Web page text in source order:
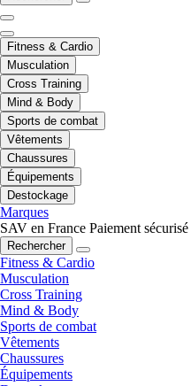
Fitness & Cardio
Musculation
Cross Training
Mind & Body
Sports de combat
Vêtements
Chaussures
Équipements
Destockage
Marques
SAV en France Paiement sécurisé
Rechercher
Fitness & Cardio
Musculation
Cross Training
Mind & Body
Sports de combat
Vêtements
Chaussures
Équipements